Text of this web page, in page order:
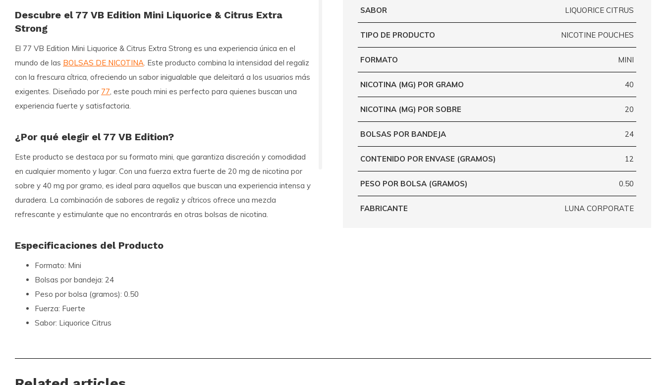
Descubre el 77 VB Edition Mini Liquorice & Citrus Extra
Strong
El 77 VB Edition Mini Liquorice & Citrus Extra Strong es una experiencia única en el
mundo de las BOLSAS DE NICOTINA . Este producto combina la intensidad del regaliz
con la frescura cítrica, ofreciendo un sabor inigualable que deleitará a los usuarios más
exigentes. Diseñado por 77 , este pouch mini es perfecto para quienes buscan una
experiencia fuerte y satisfactoria.
¿Por qué elegir el 77 VB Edition?
Este producto se destaca por su formato mini , que garantiza discreción y comodidad
en cualquier momento y lugar. Con una fuerza extra fuerte de 20 mg de nicotina por
sobre y 40 mg por gramo , es ideal para aquellos que buscan una experiencia intensa y
duradera. La combinación de sabores de regaliz y cítricos ofrece una mezcla
refrescante y estimulante que no encontrarás en otras bolsas de nicotina.
Especificaciones del Producto
Formato: Mini
Bolsas por bandeja: 24
Peso por bolsa (gramos): 0.50
Fuerza: Fuerte
Sabor: Liquorice Citrus
Contenido por envase (gramos):
SABOR LIQUORICE CITRUS
TIPO DE PRODUCTO NICOTINE POUCHES
FORMATO MINI
NICOTINA (MG) POR GRAMO 40
NICOTINA (MG) POR SOBRE 20
BOLSAS POR BANDEJA 24
CONTENIDO POR ENVASE (GRAMOS) 12
PESO POR BOLSA (GRAMOS) 0.50
FABRICANTE LUNA CORPORATE